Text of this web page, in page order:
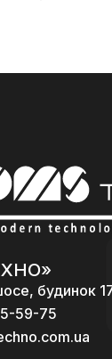
будинок
59-75